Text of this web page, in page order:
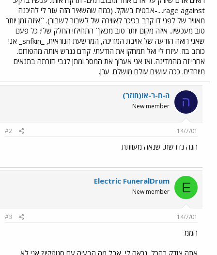
rage against....-אבטיח בשקל. (כמה שהשאיר הזה עזר לי להיכנה
מאוויר של לפני דו קרב בכיכר לאווירה של לשבור לשבור). ``איזה זמן יותר
טוב מעכשיו.. איזה מקום יותר טוב מכאן`` התחילו! החלק שלי: כל פעם
שאני רואה הודעה של אויבת המדינה, המרשעת הנוראית, _snfkin_ אני
כותב בוז. עיזרו לי ואל תמחקו את הודעתי. קודם נגרש אותה מהפורום.
אחרי זה מהמדינה. ואז אני אערוך את המסר ומתן לגבי חזרתה בתנאים
מיוחדים. ככה עושים עולם מושלם. ערן.
ה ה-ח-ר-א!(חוזר)
New member
14/7/01
#2
הגה נדרשת. שנאה מעוותת
E
Electric FuneralDrum
New member
14/7/01
#3
הממ
אתה צודק בהכל, נראה לי, אבל מה הבעיה עם סנופקין? אני לא